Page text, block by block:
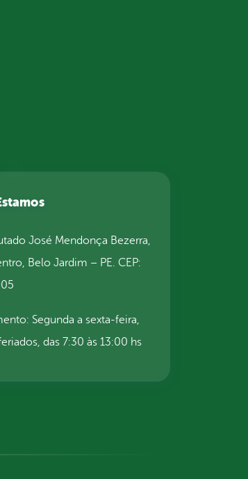
José Mendonça Bezerra,
Belo Jardim – PE. CEP:
Segunda a sexta-feira,
das 7:30 às 13:00 hs